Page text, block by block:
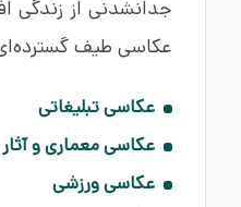
جدانشدنی از زندگی
عکاسی طیف‌ گسترده‌ای
عکاسی تبلیغاتی
عکاسی معماری و
عکاسی ورزشی